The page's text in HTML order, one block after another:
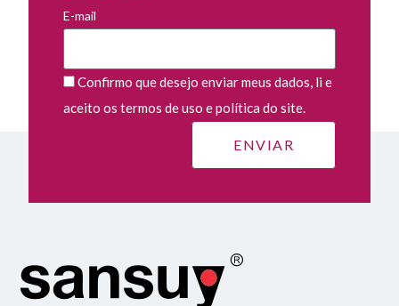
E-mail
Confirmo que desejo enviar meus dados, li e
aceito os termos de uso e política do site.